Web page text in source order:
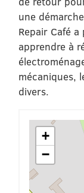
une
Repair Café
apprendre à
mécaniques,
divers.
+
−